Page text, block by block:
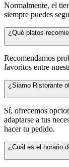
Normalmente, el
siempre puedes
¿Qué platos
Recomendamos
favoritos entre
¿Siamo Ristorante
Sí, ofrecemos
adaptarse a tus
hacer tu pedido.
¿Cuál es el horario